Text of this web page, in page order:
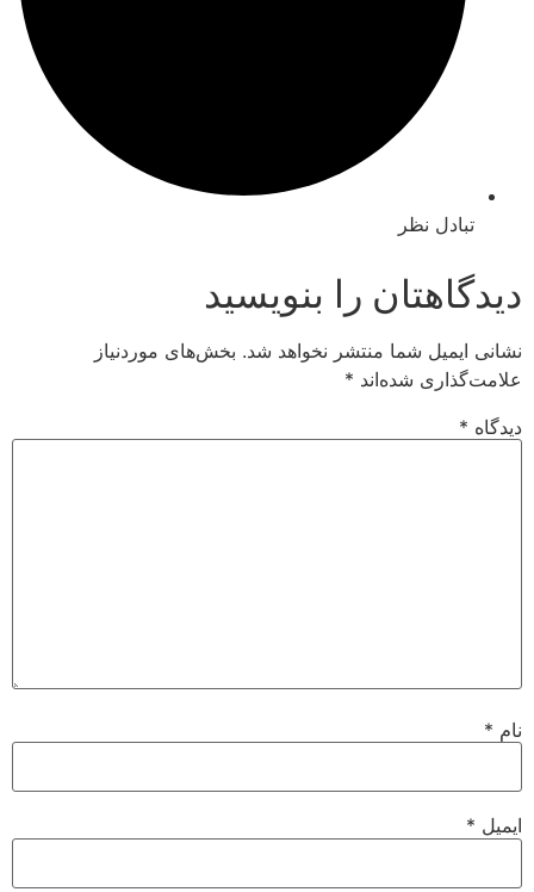
نظر
را بنویسید
شما منتشر نخواهد شد. بخش‌های موردنیاز
شده‌اند*